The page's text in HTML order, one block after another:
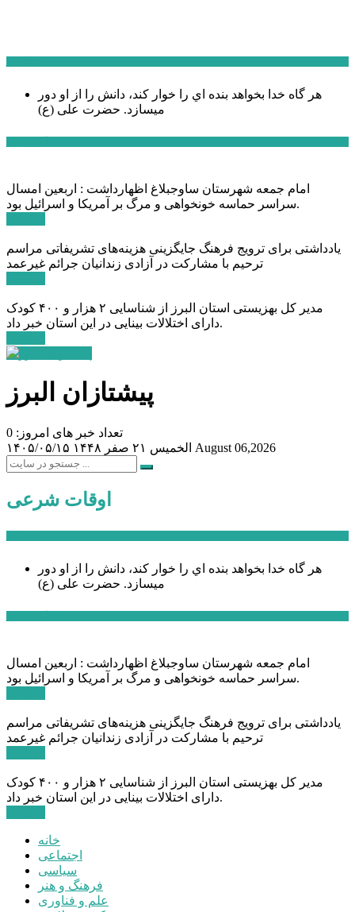
هر گاه خدا بخواهد بنده اي را خوار كند، دانش را از او دور
میسازد. حضرت علی (ع)
امام جمعه شهرستان ساوجبلاغ اظهارداشت : اربعین امسال
سراسر حماسه خونخواهی و مرگ بر آمریکا و اسرائیل بود.
یادداشتی برای ترویج فرهنگ جایگزینی هزینه‌های تشریفاتی مراسم
ترحیم با مشارکت در آزادی زندانیان جرائم غیرعمد
مدیر کل بهزیستی استان البرز از شناسایی ۲ هزار و ۴۰۰ کودک
دارای اختلالات بینایی در این استان خبر داد.
پیشتازان البرز
تعداد خبر های امروز: 0
۱۴۰۵/۰۵/۱۵
الخميس ۲۱ صفر ۱۴۴۸ August 06,2026
اوقات شرعی
هر گاه خدا بخواهد بنده اي را خوار كند، دانش را از او دور
میسازد. حضرت علی (ع)
امام جمعه شهرستان ساوجبلاغ اظهارداشت : اربعین امسال
سراسر حماسه خونخواهی و مرگ بر آمریکا و اسرائیل بود.
یادداشتی برای ترویج فرهنگ جایگزینی هزینه‌های تشریفاتی مراسم
ترحیم با مشارکت در آزادی زندانیان جرائم غیرعمد
مدیر کل بهزیستی استان البرز از شناسایی ۲ هزار و ۴۰۰ کودک
دارای اختلالات بینایی در این استان خبر داد.
خانه
اجتماعی
سیاسی
فرهنگ و هنر
علم و فناوری